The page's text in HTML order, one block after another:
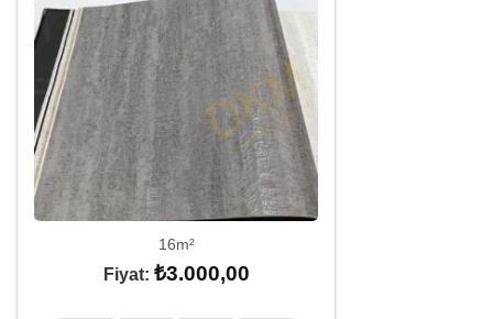
16m²
Fiyat: ₺3.000,00